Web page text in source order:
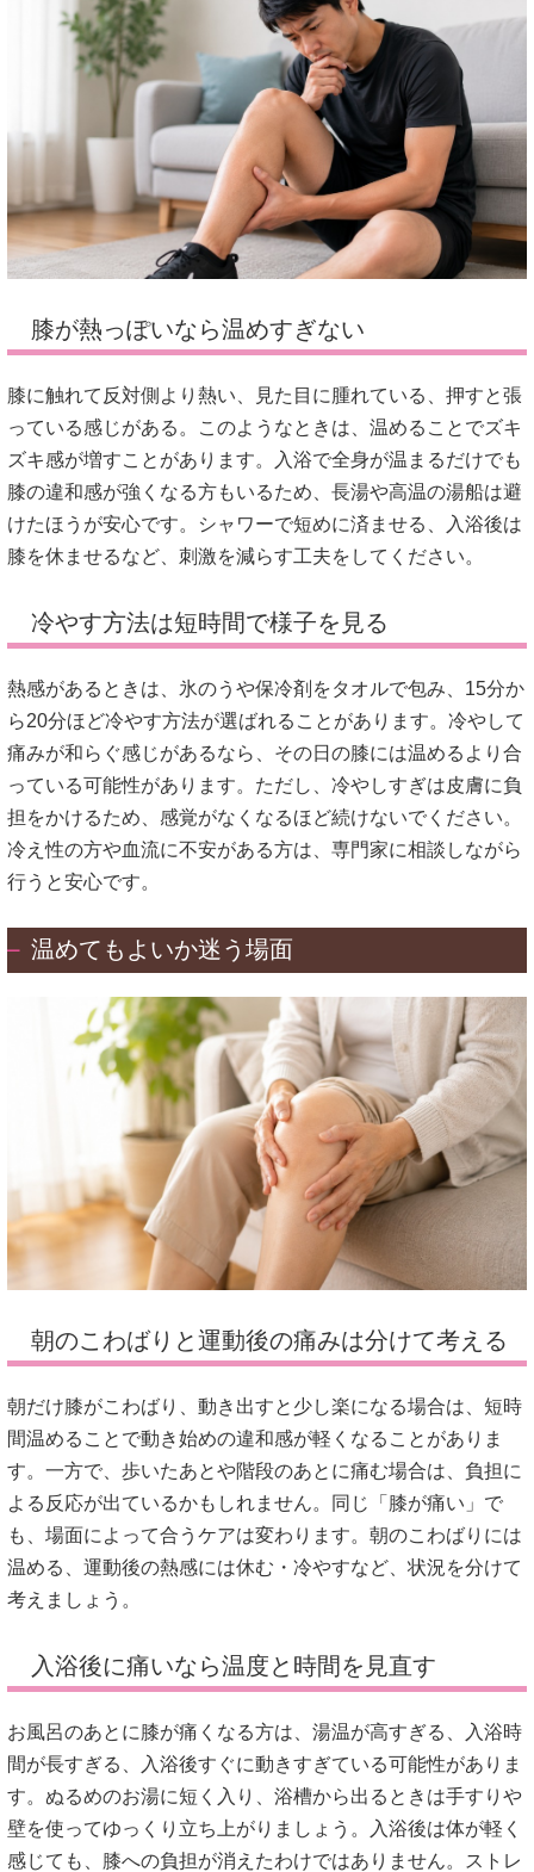
膝が熱っぽいなら温めすぎない
膝に触れて反対側より熱い、見た目に腫れている、押すと張
っている感じがある。このようなときは、温めることでズキ
ズキ感が増すことがあります。入浴で全身が温まるだけでも
膝の違和感が強くなる方もいるため、長湯や高温の湯船は避
けたほうが安心です。シャワーで短めに済ませる、入浴後は
膝を休ませるなど、刺激を減らす工夫をしてください。
冷やす方法は短時間で様子を見る
熱感があるときは、氷のうや保冷剤をタオルで包み、15分か
ら20分ほど冷やす方法が選ばれることがあります。冷やして
痛みが和らぐ感じがあるなら、その日の膝には温めるより合
っている可能性があります。ただし、冷やしすぎは皮膚に負
担をかけるため、感覚がなくなるほど続けないでください。
冷え性の方や血流に不安がある方は、専門家に相談しながら
行うと安心です。
温めてもよいか迷う場面
朝のこわばりと運動後の痛みは分けて考える
朝だけ膝がこわばり、動き出すと少し楽になる場合は、短時
間温めることで動き始めの違和感が軽くなることがありま
す。一方で、歩いたあとや階段のあとに痛む場合は、負担に
よる反応が出ているかもしれません。同じ「膝が痛い」で
も、場面によって合うケアは変わります。朝のこわばりには
温める、運動後の熱感には休む・冷やすなど、状況を分けて
考えましょう。
入浴後に痛いなら温度と時間を見直す
お風呂のあとに膝が痛くなる方は、湯温が高すぎる、入浴時
間が長すぎる、入浴後すぐに動きすぎている可能性がありま
す。ぬるめのお湯に短く入り、浴槽から出るときは手すりや
壁を使ってゆっくり立ち上がりましょう。入浴後は体が軽く
感じても、膝への負担が消えたわけではありません。ストレ